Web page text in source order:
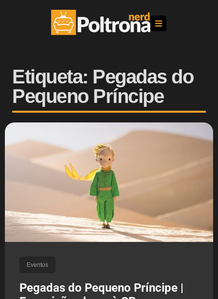
Etiqueta: Pegadas do
Pequeno Príncipe
Eventos
Pegadas do Pequeno Príncipe |